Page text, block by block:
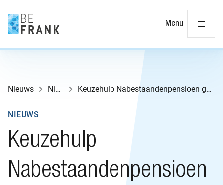
Menu
Nieuws Nieuws Keuzehulp Nabestaandenpensioen genomineerd voor Pensioen Pro Award 2023
Keuzehulp
Nabestaandenpensioen
NIEUWS